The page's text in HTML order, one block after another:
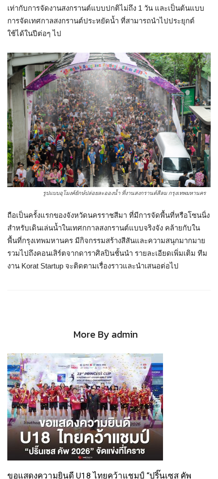
เท่ากับการจัดงานสงกรานต์แบบปกติไม่ถึง 1 วัน และเป็นต้นแบบ
การจัดเทศกาลสงกรานต์ประหยัดน้ำ ที่สามารถนำไปประยุกต์
ใช้ได้ในปีต่อๆ ไป
รูปแบบอุโมงค์ยักษ์ปล่อยละอองน้ำ ที่งานสงกรานต์สีลม กรุงเทพมหานคร
ถือเป็นครั้งแรกของจังหวัดนครราชสีมา ที่มีการจัดพื้นที่หรือโซนนิ่ง
สำหรับเดินเล่นน้ำในเทศกกาลสงกรานต์แบบจริงจัง คล้ายกับใน
พื้นที่กรุงเทพมหานคร มีกิจกรรมสร้างสีสันและความสนุกมากมาย
รวมไปถึงคอนเสิร์ตจากดาราศิลปินชั้นนำ รายละเอียดเพิ่มเติม ทีม
งาน Korat Startup จะติดตามเรื่องราวและนำเสนอต่อไป
More By admin
ขอแสดงความยินดี U18 ไทยคว้าแชมป์ “ปริ๊นเซส คัพ